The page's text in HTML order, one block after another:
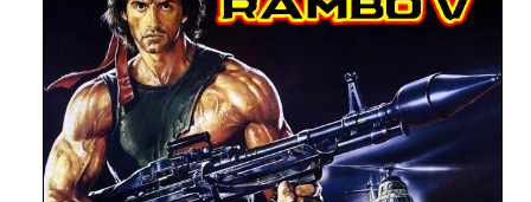
TECNOLOGÍA
LETRAS